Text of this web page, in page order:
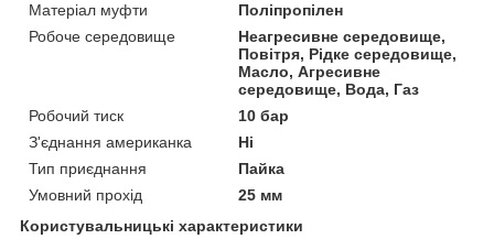
Матеріал муфти
Поліпропілен
Робоче середовище
Неагресивне середовище,
Повітря, Рідке середовище,
Масло, Агресивне
середовище, Вода, Газ
Робочий тиск
10 бар
З'єднання американка
Ні
Тип приєднання
Пайка
Умовний прохід
25 мм
Користувальницькі характеристики